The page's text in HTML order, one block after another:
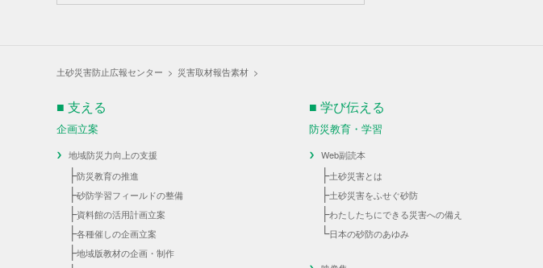
土砂災害防止広報センター > 災害取材報告素材 >
■ 支える
企画立案
地域防災力向上の支援
├防災教育の推進
├砂防学習フィールドの整備
├資料館の活用計画立案
├各種催しの企画立案
├地域版教材の企画・制作
■ 学び伝える
防災教育・学習
Web副読本
├土砂災害とは
├土砂災害をふせぐ砂防
├わたしたちにできる災害への備え
└日本の砂防のあゆみ